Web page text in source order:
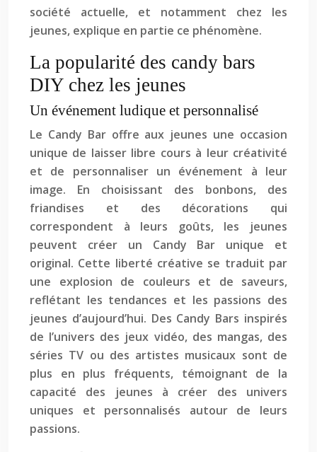
société actuelle, et notamment chez les
jeunes, explique en partie ce phénomène.
La popularité des candy bars
DIY chez les jeunes
Un événement ludique et personnalisé
Le Candy Bar offre aux jeunes une occasion
unique de laisser libre cours à leur créativité
et de personnaliser un événement à leur
image. En choisissant des bonbons, des
friandises et des décorations qui
correspondent à leurs goûts, les jeunes
peuvent créer un Candy Bar unique et
original. Cette liberté créative se traduit par
une explosion de couleurs et de saveurs,
reflétant les tendances et les passions des
jeunes d’aujourd’hui. Des Candy Bars inspirés
de l’univers des jeux vidéo, des mangas, des
séries TV ou des artistes musicaux sont de
plus en plus fréquents, témoignant de la
capacité des jeunes à créer des univers
uniques et personnalisés autour de leurs
passions.